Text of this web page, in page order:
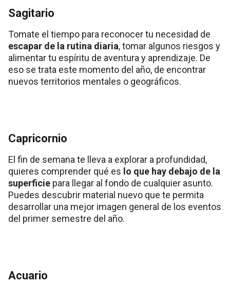
Sagitario
Tomate el tiempo para reconocer tu necesidad de
escapar de la rutina diaria, tomar algunos riesgos y
alimentar tu espíritu de aventura y aprendizaje. De
eso se trata este momento del año, de encontrar
nuevos territorios mentales o geográficos.
Capricornio
El fin de semana te lleva a explorar a profundidad,
quieres comprender qué es lo que hay debajo de la
superficie para llegar al fondo de cualquier asunto.
Puedes descubrir material nuevo que te permita
desarrollar una mejor imagen general de los eventos
del primer semestre del año.
Acuario